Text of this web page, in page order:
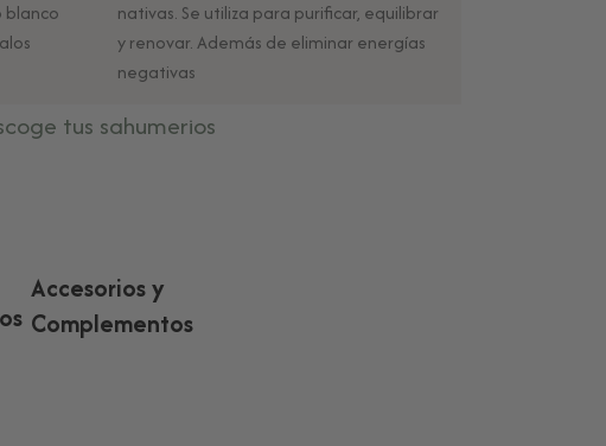
blanco
nativas. Se utiliza para purificar, equilibrar
y renovar. Además de eliminar energías
negativas
tus sahumerios
Accesorios y
Complementos